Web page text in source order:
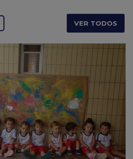
VER TODOS